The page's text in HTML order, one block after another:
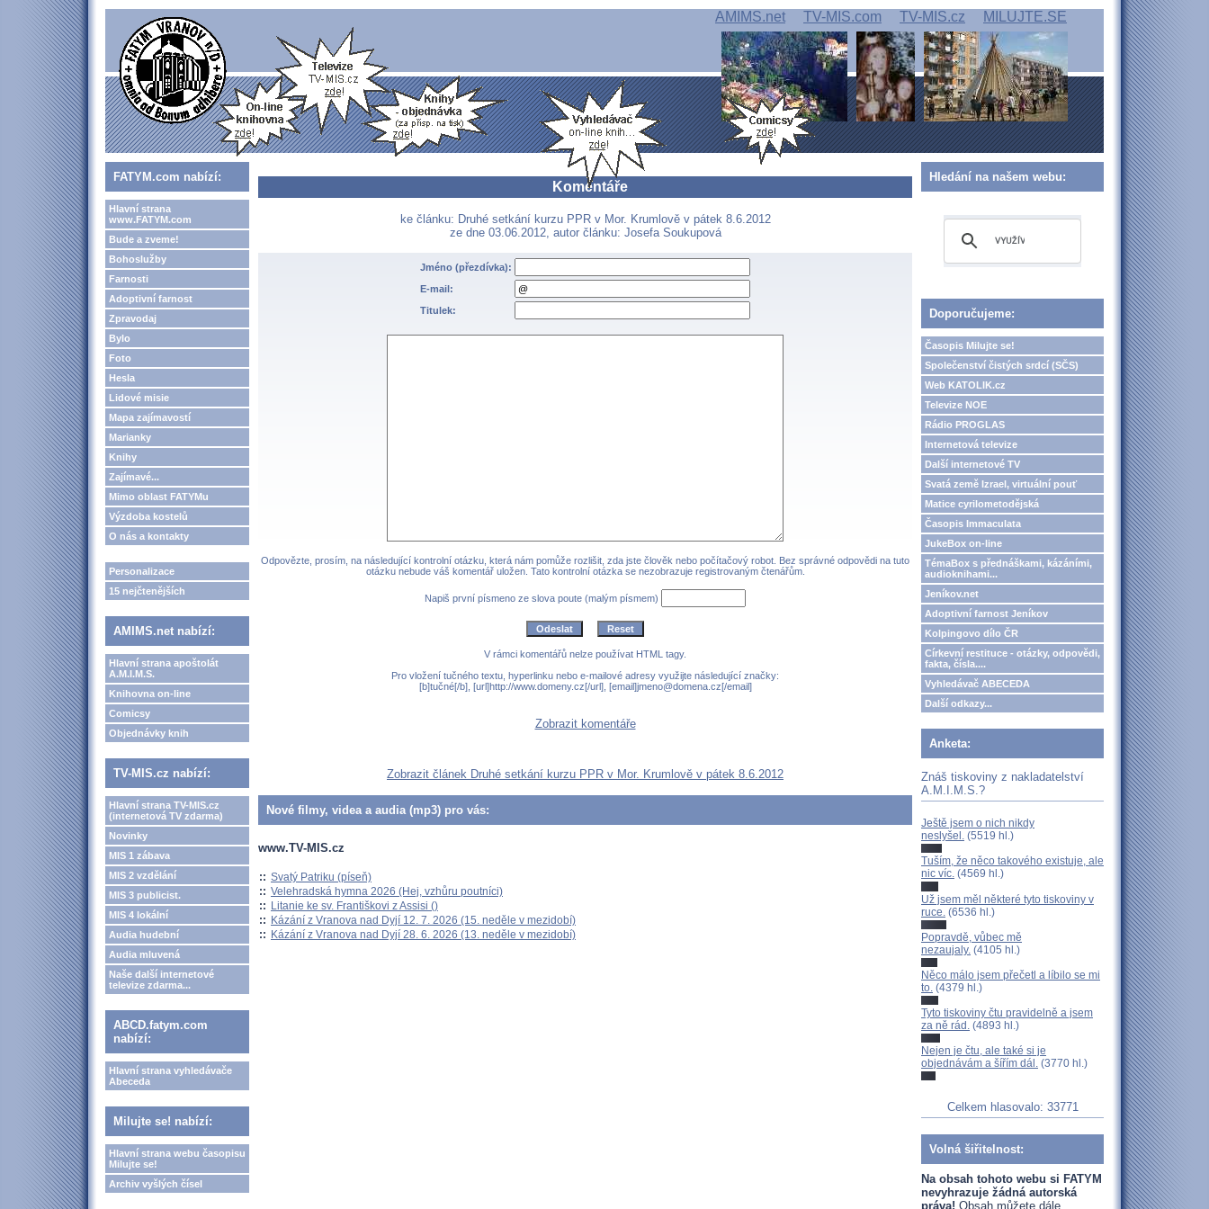
AMIMS.net TV-MIS.com TV-MIS.cz MILUJTE.SE
FATYM.com nabízí:
Hlavní strana
www.FATYM.com
Bude a zveme!
Bohoslužby
Farnosti
Adoptivní farnost
Zpravodaj
Bylo
Foto
Hesla
Lidové misie
Mapa zajímavostí
Marianky
Knihy
Zajímavé...
Mimo oblast FATYMu
Výzdoba kostelů
O nás a kontakty
Personalizace
15 nejčtenějších
AMIMS.net nabízí:
Hlavní strana apoštolát
A.M.I.M.S.
Knihovna on-line
Comicsy
Objednávky knih
TV-MIS.cz nabízí:
Hlavní strana TV-MIS.cz
(internetová TV zdarma)
Novinky
MIS 1 zábava
MIS 2 vzdělání
MIS 3 publicist.
MIS 4 lokální
Audia hudební
Audia mluvená
Naše další internetové
televize zdarma...
ABCD.fatym.com
nabízí:
Hlavní strana vyhledávače
Abeceda
Milujte se! nabízí:
Hlavní strana webu časopisu
Milujte se!
Archiv vyšlých čísel
Komentáře
ke článku: Druhé setkání kurzu PPR v Mor. Krumlově v pátek 8.6.2012
ze dne 03.06.2012, autor článku: Josefa Soukupová
Jméno (přezdívka):
E-mail:
Titulek:
Odpovězte, prosím, na následující kontrolní otázku, která nám pomůže rozlišit, zda jste člověk nebo počítačový robot. Bez správné odpovědi na tuto
otázku nebude váš komentář uložen. Tato kontrolní otázka se nezobrazuje registrovaným čtenářům.
Napiš první písmeno ze slova poute (malým písmem)
V rámci komentářů nelze používat HTML tagy.
Pro vložení tučného textu, hyperlinku nebo e-mailové adresy využijte následující značky:
[b]tučné[/b], [url]http://www.domeny.cz[/url], [email]jmeno@domena.cz[/email]
Zobrazit komentáře
Zobrazit článek Druhé setkání kurzu PPR v Mor. Krumlově v pátek 8.6.2012
Nové filmy, videa a audia (mp3) pro vás:
www.TV-MIS.cz
:: Svatý Patriku (píseň)
:: Velehradská hymna 2026 (Hej, vzhůru poutníci)
:: Litanie ke sv. Františkovi z Assisi ()
:: Kázání z Vranova nad Dyjí 12. 7. 2026 (15. neděle v mezidobí)
:: Kázání z Vranova nad Dyjí 28. 6. 2026 (13. neděle v mezidobí)
Hledání na našem webu:
Doporučujeme:
Časopis Milujte se!
Společenství čistých srdcí (SČS)
Web KATOLIK.cz
Televize NOE
Rádio PROGLAS
Internetová televize
Další internetové TV
Svatá země Izrael, virtuální pouť
Matice cyrilometodějská
Časopis Immaculata
JukeBox on-line
TémaBox s přednáškami, kázáními,
audioknihami...
Jeníkov.net
Adoptivní farnost Jeníkov
Kolpingovo dílo ČR
Církevní restituce - otázky, odpovědi,
fakta, čísla....
Vyhledávač ABECEDA
Další odkazy...
Anketa:
Znáš tiskoviny z nakladatelství
A.M.I.M.S.?
Ještě jsem o nich nikdy
neslyšel. (5519 hl.)
Tuším, že něco takového existuje, ale
nic víc. (4569 hl.)
Už jsem měl některé tyto tiskoviny v
ruce. (6536 hl.)
Popravdě, vůbec mě
nezaujaly. (4105 hl.)
Něco málo jsem přečetl a líbilo se mi
to. (4379 hl.)
Tyto tiskoviny čtu pravidelně a jsem
za ně rád. (4893 hl.)
Nejen je čtu, ale také si je
objednávám a šířím dál. (3770 hl.)
Celkem hlasovalo: 33771
Volná šiřitelnost:
Na obsah tohoto webu si FATYM
nevyhrazuje žádná autorská
práva! Obsah můžete dále